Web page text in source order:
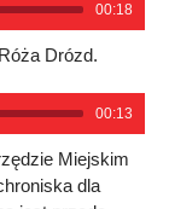
00:18
Drózd.
00:13
Miejskim
dla